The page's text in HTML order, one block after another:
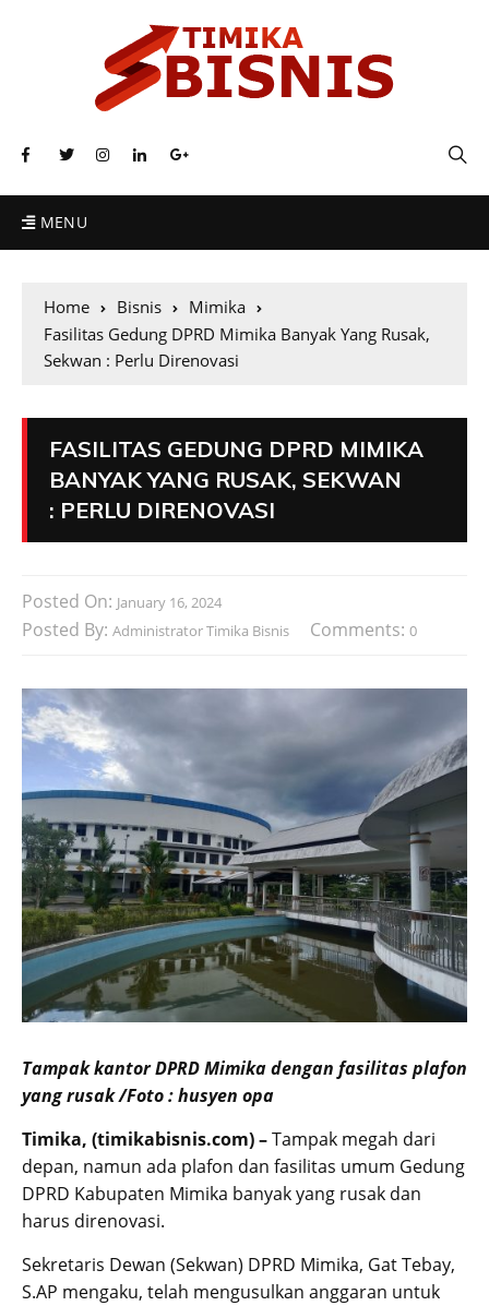
MENU
Home Bisnis
Mimika
Fasilitas Gedung DPRD Mimika Banyak Yang Rusak,
Sekwan : Perlu Direnovasi
FASILITAS GEDUNG DPRD MIMIKA
BANYAK YANG RUSAK, SEKWAN
: PERLU DIRENOVASI
Posted On: January 16, 2024
Posted By: Administrator Timika Bisnis Comments: 0
Tampak kantor DPRD Mimika dengan fasilitas plafon
yang rusak /Foto : husyen opa
Timika, (timikabisnis.com) –Tampak megah dari
depan, namun ada plafon dan fasilitas umum Gedung
DPRD Kabupaten Mimika banyak yang rusak dan
harus direnovasi.
Sekretaris Dewan (Sekwan) DPRD Mimika, Gat Tebay,
S.AP mengaku, telah mengusulkan anggaran untuk